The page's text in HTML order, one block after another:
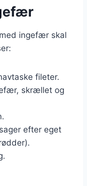
ingefær skal
fileter.
skrællet og
efter eget